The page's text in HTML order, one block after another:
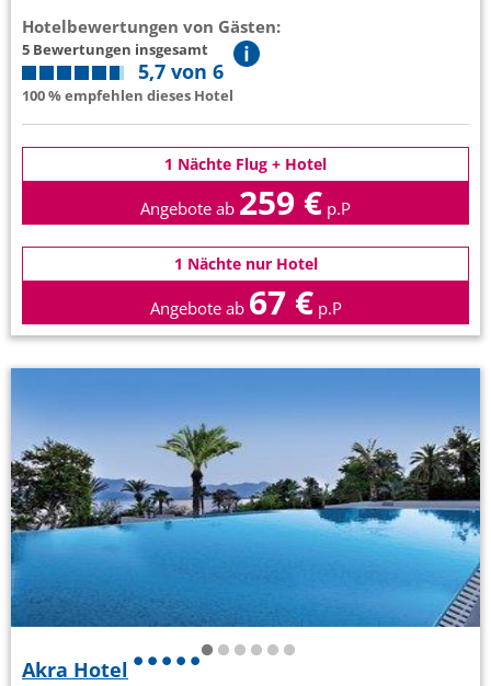
Hotelbewertungen von Gästen:
5 Bewertungen insgesamt
5,7 von 6
100 % empfehlen dieses Hotel
1 Nächte Flug + Hotel
Angebote ab 259 € p.P
1 Nächte nur Hotel
Angebote ab 67 € p.P
Akra Hotel